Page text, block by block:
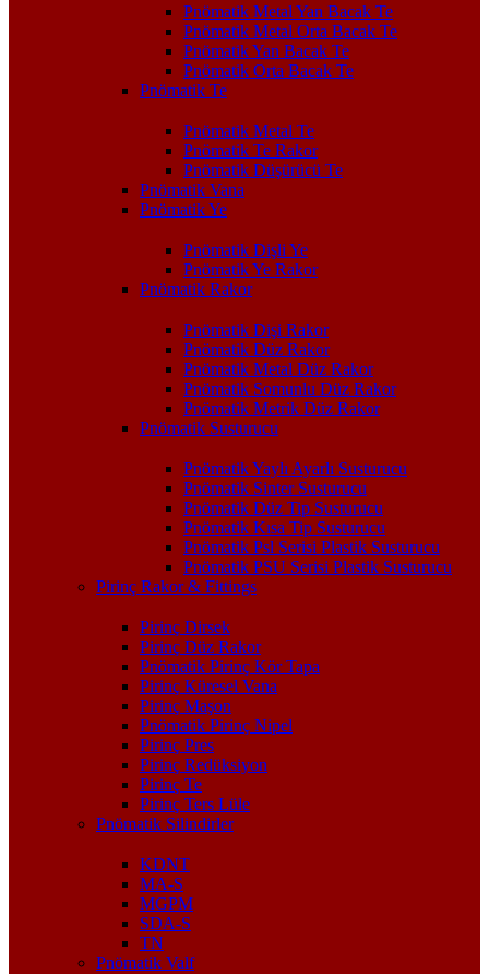
Pnömatik Metal Yan Bacak Te
Pnömatik Metal Orta Bacak Te
Pnömatik Yan Bacak Te
Pnömatik Orta Bacak Te
Pnömatik Te
Pnömatik Metal Te
Pnömatik Te Rakor
Pnömatik Düşürücü Te
Pnömatik Vana
Pnömatik Ye
Pnömatik Dişli Ye
Pnömatik Ye Rakor
Pnömatik Rakor
Pnömatik Dişi Rakor
Pnömatik Düz Rakor
Pnömatik Metal Düz Rakor
Pnömatik Somunlu Düz Rakor
Pnömatik Metrik Düz Rakor
Pnömatik Susturucu
Pnömatik Yaylı Ayarlı Susturucu
Pnömatik Sinter Susturucu
Pnömatik Düz Tip Susturucu
Pnömatik Kısa Tip Susturucu
Pnömatik Psl Serisi Plastik Susturucu
Pnömatik PSU Serisi Plastik Susturucu
Pirinç Rakor & Fittings
Pirinç Dirsek
Pirinç Düz Rakor
Pnömatik Pirinç Kör Tapa
Pirinç Küresel Vana
Pirinç Maşon
Pnömatik Pirinç Nipel
Pirinç Pres
Pirinç Redüksiyon
Pirinç Te
Pirinç Ters Lüle
Pnömatik Silindirler
KDNT
MA-S
MGPM
SDA-S
TN
Pnömatik Valf